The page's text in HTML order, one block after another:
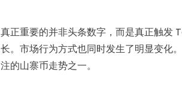
真正重要的并非头条数字，而是真正触发
长。市场行为方式也同时发生了明显变化
注的山寨币走势之一。